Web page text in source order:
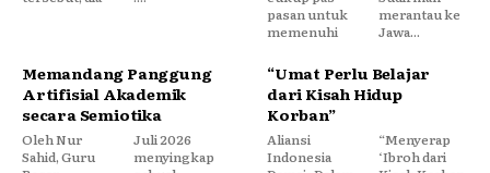
pasan untuk
memenuhi
merantau ke
Jawa...
Memandang Panggung
Artifisial Akademik
secara Semiotika
Oleh Nur
Sahid, Guru
Juli 2026
menyingkap
“Umat Perlu Belajar
dari Kisah Hidup
Korban”
Aliansi
Indonesia
“Menyerap
‘Ibroh dari